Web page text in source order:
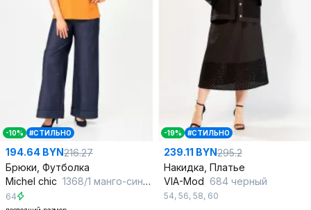
-10% #СТИЛЬНО
194.64 BYN216.27
Брюки, Футболка
Michel chic 1368/1 манго-синий
64
-19% #СТИЛЬНО
239.11 BYN295.2
Накидка, Платье
VIA-Mod 684 черный
54, 56, 58, 60